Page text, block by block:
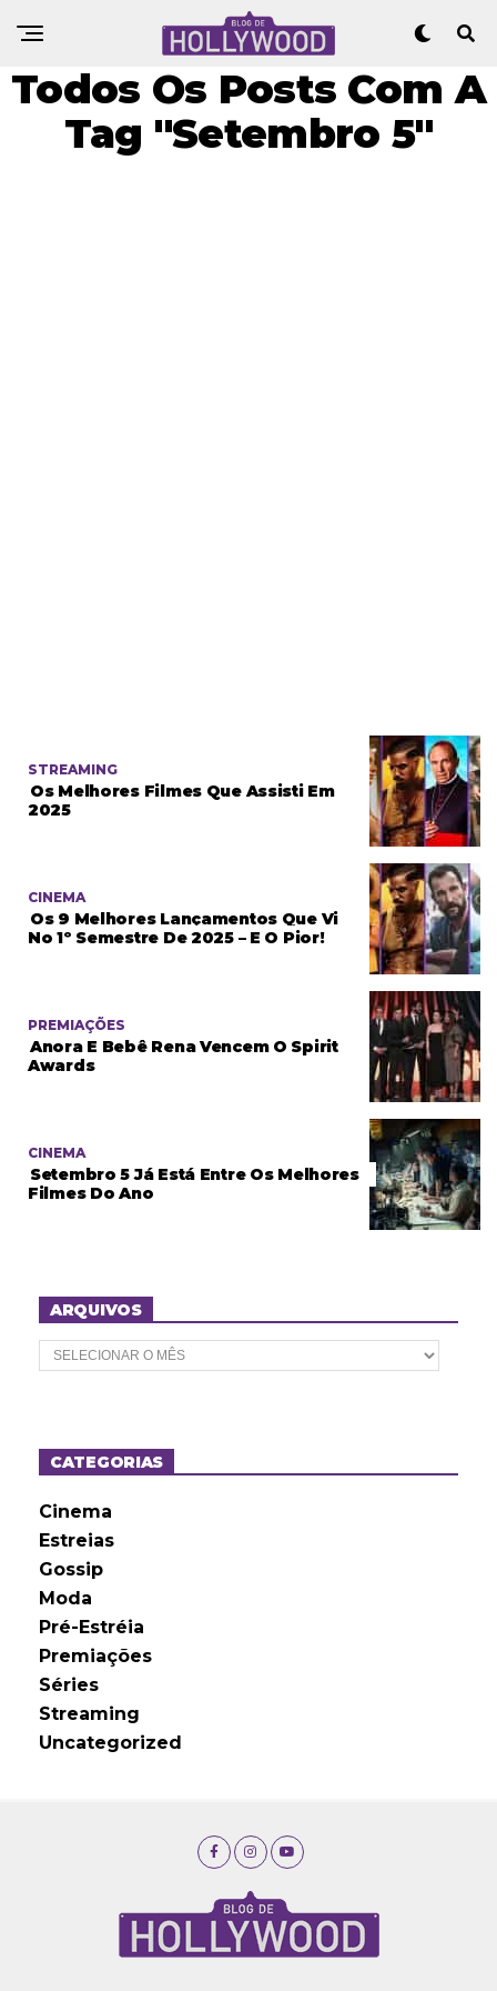
Todos Os Posts Com A
Tag "Setembro 5"
STREAMING
Os Melhores Filmes Que Assisti Em
2025
CINEMA
Os 9 Melhores Lançamentos Que Vi
No 1º Semestre De 2025 – E O Pior!
PREMIAÇÕES
Anora E Bebê Rena Vencem O Spirit
Awards
CINEMA
Setembro 5 Já Está Entre Os Melhores
Filmes Do Ano
ARQUIVOS
A
r
o
sCATEGORIAS
Cinema
Estreias
Gossip
Moda
Pré-Estréia
Premiações
Séries
Streaming
Uncategorized